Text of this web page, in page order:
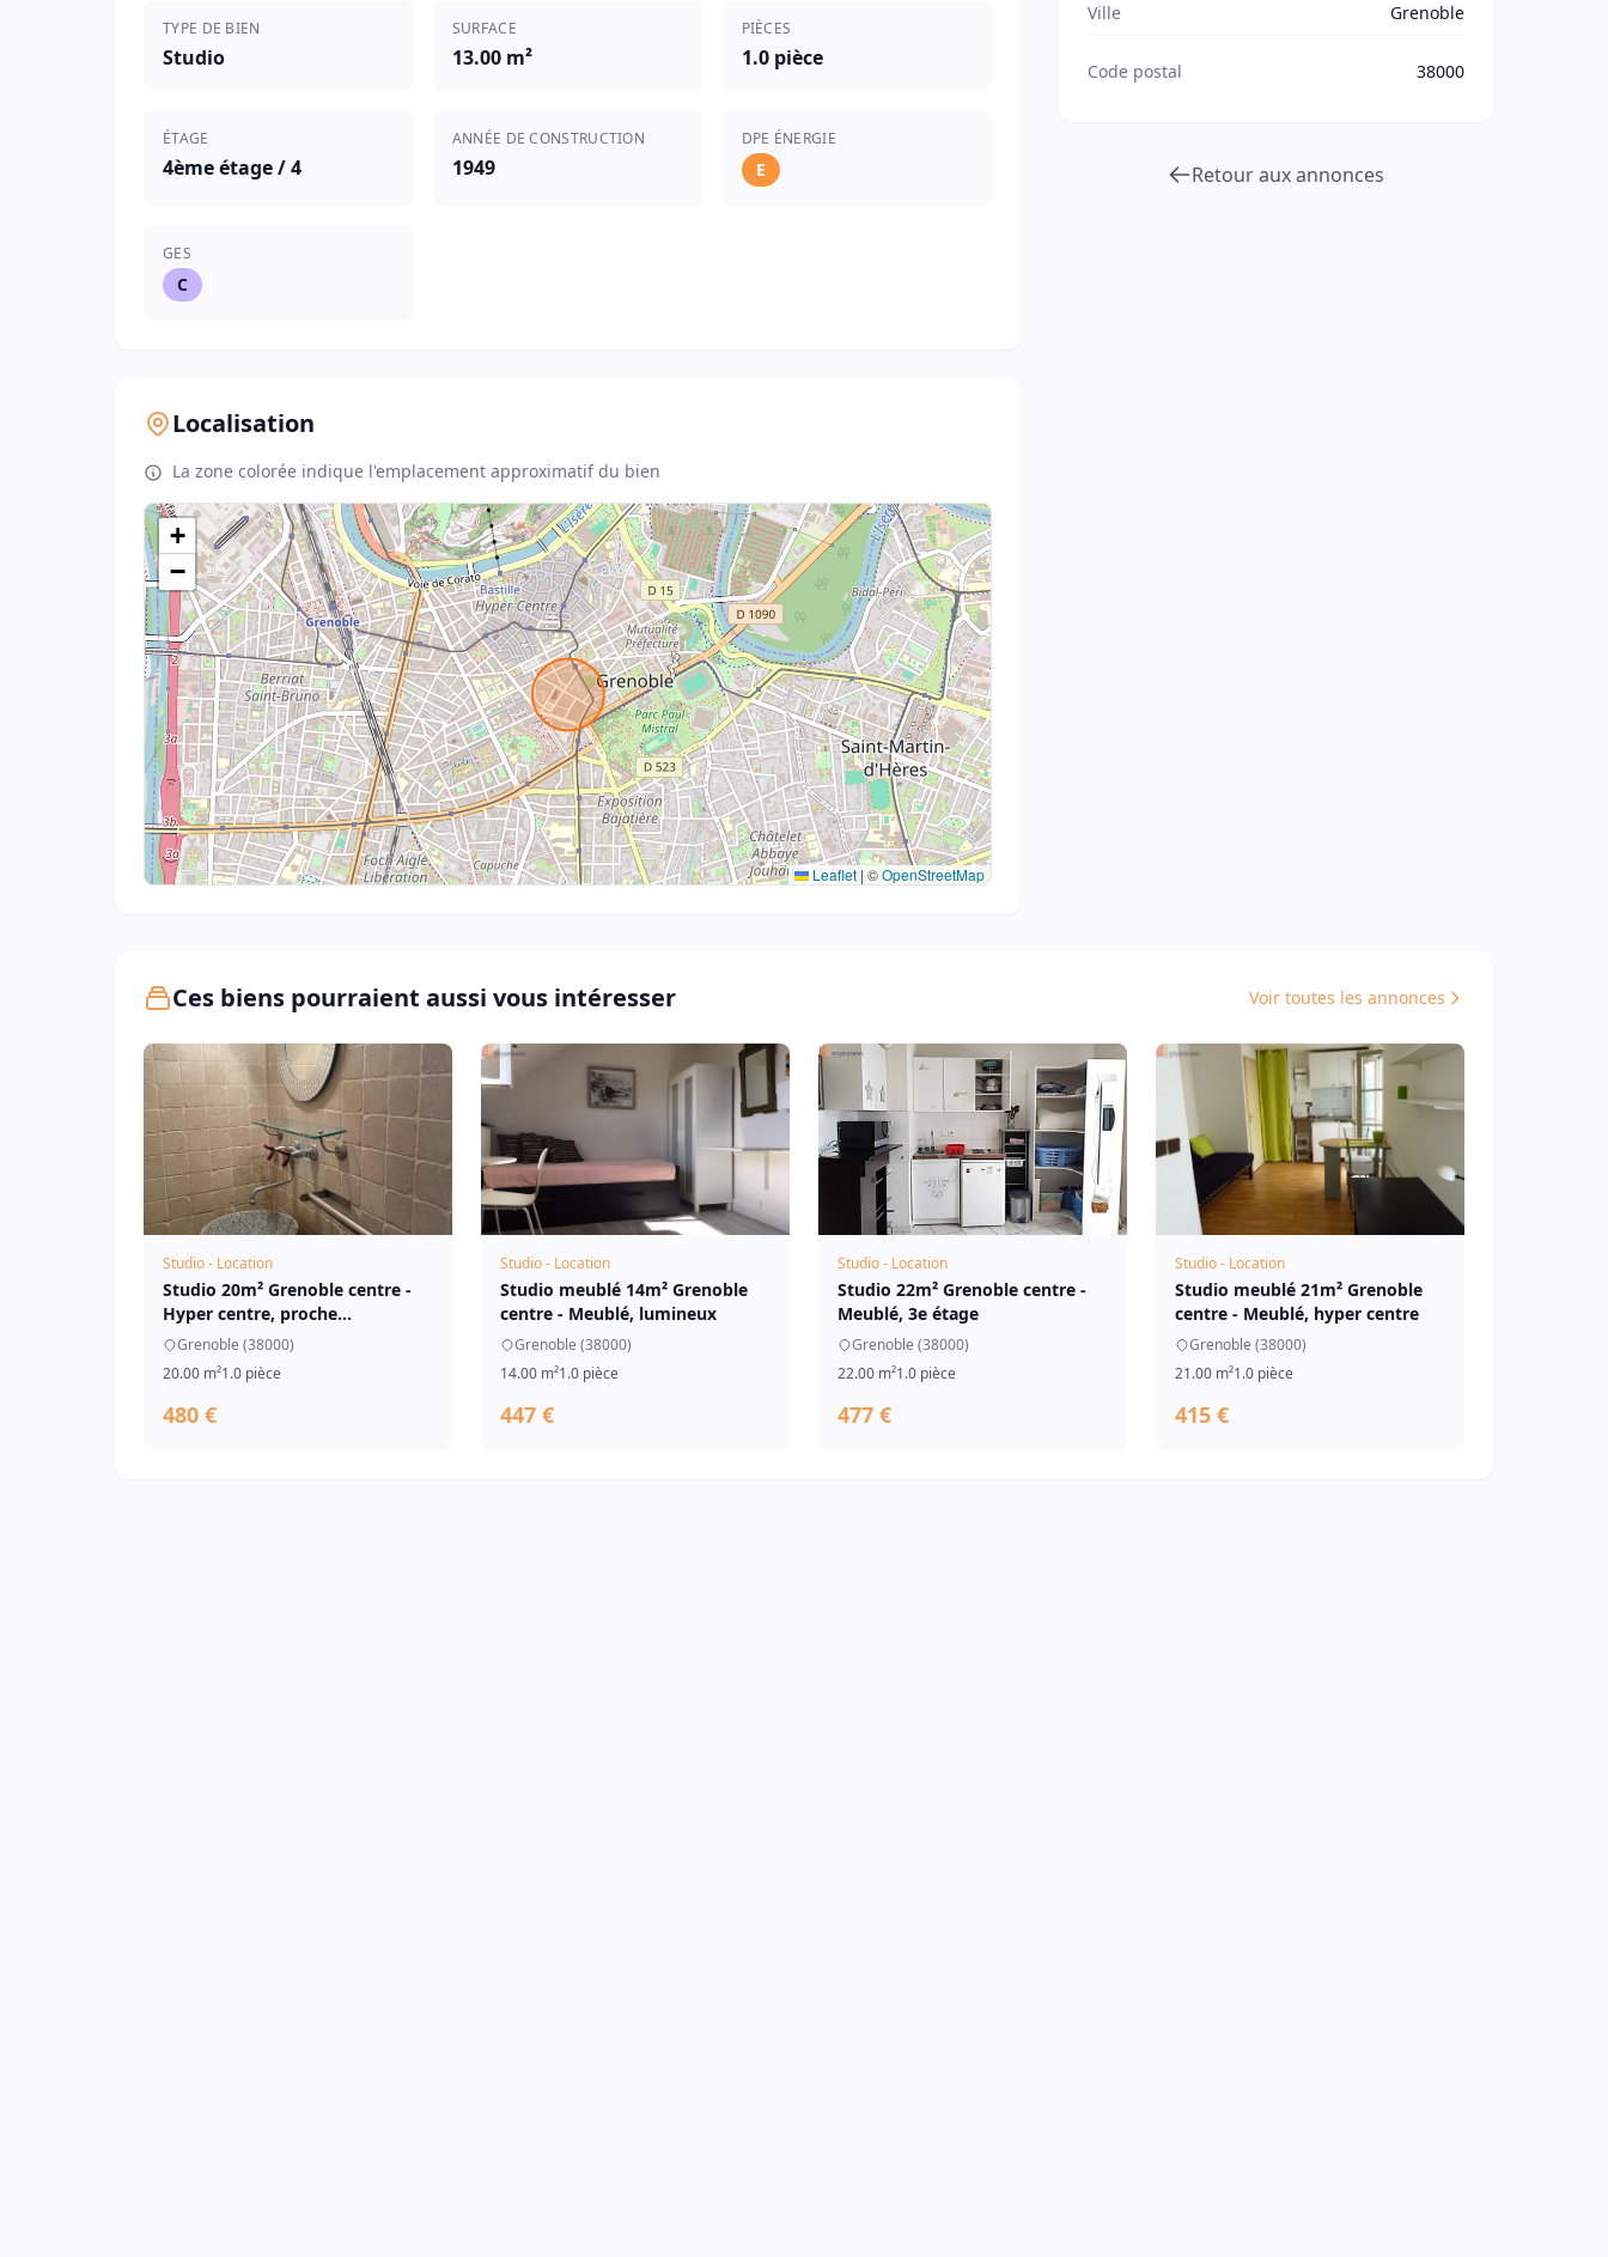
TYPE DE BIEN
Studio
SURFACE
13.00 m²
PIÈCES
1.0 pièce
ÉTAGE
4ème étage / 4
ANNÉE DE CONSTRUCTION
1949
DPE ÉNERGIE
E
GES
C
Localisation
La zone colorée indique l'emplacement approximatif du bien
+
−
Leaflet | ©OpenStreetMap
Ville Grenoble
Code postal 38000
Retour aux annonces
Ces biens pourraient aussi vous intéresser Voir toutes les annonces
Studio - Location
Studio 20m² Grenoble centre -
Hyper centre, proche
commerces
Grenoble (38000)
20.00 m²1.0 pièce
480 €
Studio - Location
Studio meublé 14m² Grenoble
centre - Meublé, lumineux
Grenoble (38000)
14.00 m²1.0 pièce
447 €
Studio - Location
Studio 22m² Grenoble centre -
Meublé, 3e étage
Grenoble (38000)
22.00 m²1.0 pièce
477 €
Studio - Location
Studio meublé 21m² Grenoble
centre - Meublé, hyper centre
Grenoble (38000)
21.00 m²1.0 pièce
415 €